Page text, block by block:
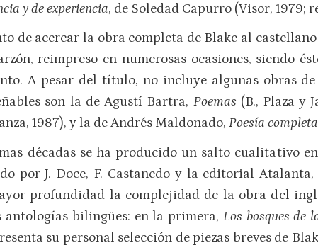
y de experiencia, de Soledad Capurro (Visor, 1979;
de acercar la obra completa de Blake al
reimpreso en numerosas ocasiones, siendo
A pesar del título, no incluye algunas obras
son la de Agustí Bartra, Poemas (B., Plaza y
1987), y la de Andrés Maldonado, Poesía completa
décadas se ha producido un salto cualitativo
por J. Doce, F. Castanedo y la editorial
profundidad la complejidad de la obra del
antologías bilingües: en la primera, Los bosques de
su personal selección de piezas breves de